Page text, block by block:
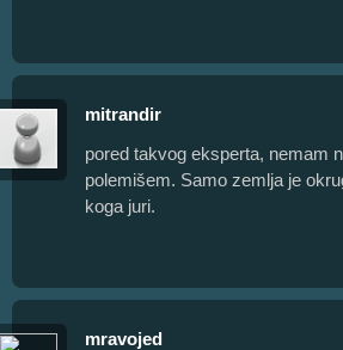
mitrandir
pored takvog eksperta, nemam
polemišem. Samo zemlja je
koga juri.
mravojed